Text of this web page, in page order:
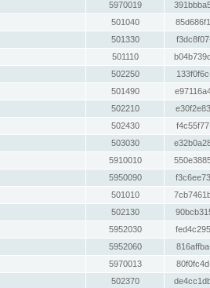
5970019
501040
501330
501110
502250
501490
502210
502430
503030
5910010
5950090
501010
502130
5952030
5952060
5970013
502370